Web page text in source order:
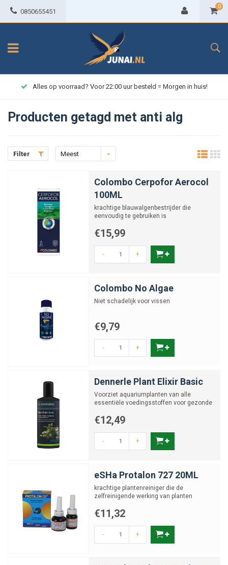
0850655451
0
Alles op voorraad? Voor 22:00 uur besteld = Morgen in huis!
Producten getagd met anti alg
Filter
Meest
Colombo Cerpofor Aerocol
100ML
krachtige blauwalgenbestrijder die
eenvoudig te gebruiken is
€15,99
- +
Colombo No Algae
Niet schadelijk voor vissen
€9,79
- +
Dennerle Plant Elixir Basic
Voorziet aquariumplanten van alle
essentiële voedingsstoffen voor gezonde
€12,49
- +
eSHa Protalon 727 20ML
krachtige plantenreiniger die de
zelfreinigende werking van planten
€11,32
- +